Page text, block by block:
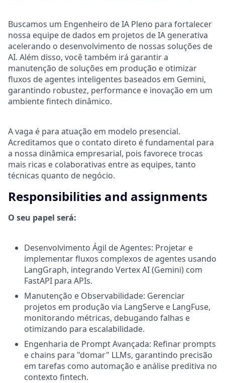
Buscamos um Engenheiro de IA Pleno para fortalecer
nossa equipe de dados em projetos de IA generativa
acelerando o desenvolvimento de nossas soluções de
AI. Além disso, você também irá garantir a
manutenção de soluções em produção e otimizar
fluxos de agentes inteligentes baseados em Gemini,
garantindo robustez, performance e inovação em um
ambiente fintech dinâmico.
A vaga é para atuação em modelo presencial.
Acreditamos que o contato direto é fundamental para
a nossa dinâmica empresarial, pois favorece trocas
mais ricas e colaborativas entre as equipes, tanto
técnicas quanto de negócio.
Responsibilities and assignments
O seu papel será:
Desenvolvimento Ágil de Agentes: Projetar e
implementar fluxos complexos de agentes usando
LangGraph, integrando Vertex AI (Gemini) com
FastAPI para APIs.
Manutenção e Observabilidade: Gerenciar
projetos em produção via LangServe e LangFuse,
monitorando métricas, debugando falhas e
otimizando para escalabilidade.
​Engenharia de Prompt Avançada: Refinar prompts
e chains para "domar" LLMs, garantindo precisão
em tarefas como automação e análise preditiva no
contexto fintech.